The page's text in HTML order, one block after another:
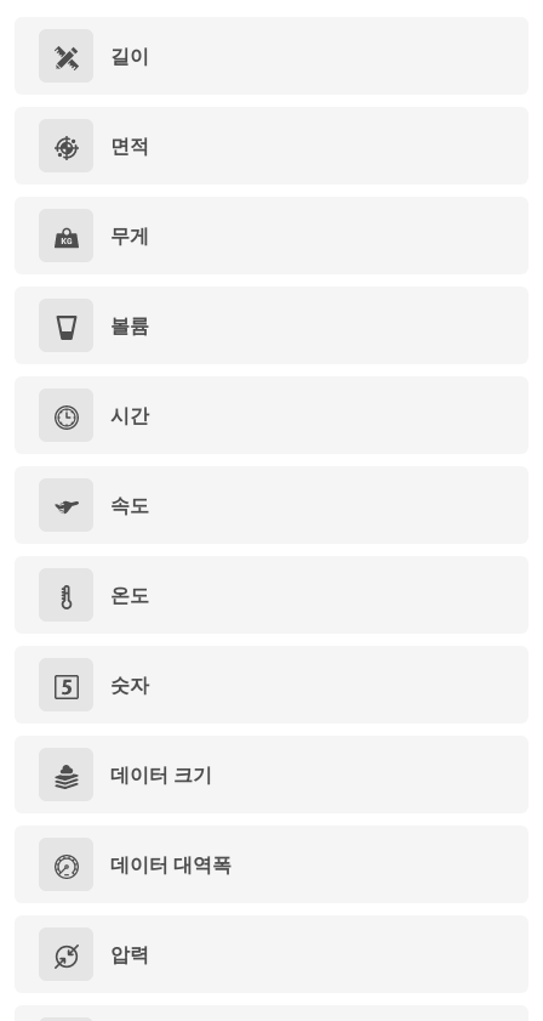
길이
면적
무게
볼륨
시간
속도
온도
숫자
데이터 크기
데이터 대역폭
압력